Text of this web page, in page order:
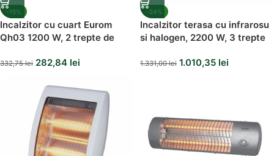
-15%
Incalzitor cu cuart Eurom
Qh03 1200 W, 2 trepte de
supraincalzire, montaj pe
332,75lei 282,84 lei
-24%
Incalzitor terasa cu infrarosu
si halogen, 2200 W, 3 trepte
1.331,00lei 1.010,35 lei